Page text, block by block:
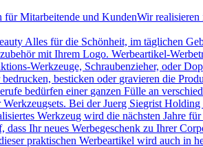
für Mitarbeitende und KundenWir
Alles für die Schönheit, im täglichen
mit Ihrem Logo. Werbeartikel-
Werkzeuge, Schraubenzieher, oder
besticken oder gravieren die
bedürfen einer ganzen Fülle an
Werkzeugsets. Bei der Juerg Siegrist
Werkzeug wird die nächsten Jahre
dass Ihr neues Werbegeschenk zu Ihrer
praktischen Werbeartikel wird auch in